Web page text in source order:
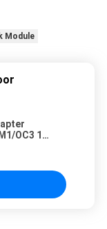
Module
OC3 1